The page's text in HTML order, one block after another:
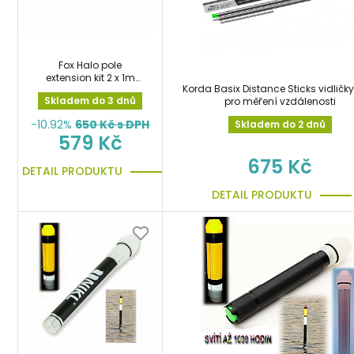
Fox Halo pole
extension kit 2 x 1m
prodlužovací díly na
bójku
Skladem do 3 dnů
-10.92% 650Kč s DPH
579 Kč
DETAIL PRODUKTU
Korda Basix Distance Sticks
pro měření vzdálenosti
Skladem do 2 dnů
675 Kč
DETAIL PRODUKTU